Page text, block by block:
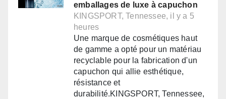
emballages de luxe à capuchon
KINGSPORT, Tennessee, il y a 5
heures
Une marque de cosmétiques haut
de gamme a opté pour un matériau
recyclable pour la fabrication d'un
capuchon qui allie esthétique,
résistance et
durabilité.KINGSPORT, Tennessee,